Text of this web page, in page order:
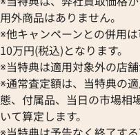
用外商品はありません。
※他キャンペーンとの併用
10万円(税込)となります。
※当特典は適用対象外の店舗
※通常査定額は、当特典の
態、付属品、当日の市場相
いて算定します。